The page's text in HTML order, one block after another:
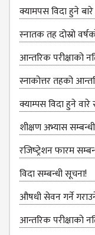
VALUABLE
SUPPORTER
INSTITUTIONAL
INDIVIDUAL
OUR TEAM
CAMPUS
WINGS
CAMPUS
GENERAL
ASSEMBLY
CAMPUS
MANAGEMENT
COMMITTEE
क्यामपस विदा हुने
स्‍नातक तह दोस्रो
आन्तरिक परीक्षाको
स्नाकोत्तर तहको
क्याम्पस विदा हुने
शीक्षण अभ्यास
रजिष्‍ट्रेशन फारम
विदा सम्बन्धी सूचना!
औषधी सेवन गर्ने
आन्तरिक परीक्षाको